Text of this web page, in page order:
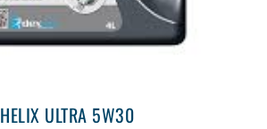
HELIX ULTRA 5W30